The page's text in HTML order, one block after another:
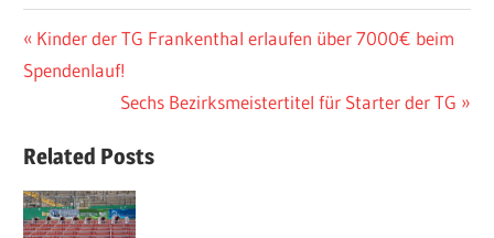
Beitragsnavigation
Vorheriger
Beitrag:
Kinder der TG Frankenthal erlaufen über 7000€ beim
Spendenlauf!
Nächster
Sechs Bezirksmeistertitel für Starter der TG
Related Posts